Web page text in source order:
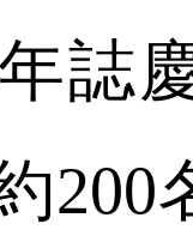
誌
200